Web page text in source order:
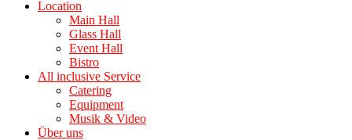
Location
Main Hall
Glass Hall
Event Hall
Bistro
All inclusive Service
Catering
Equipment
Musik & Video
Über uns